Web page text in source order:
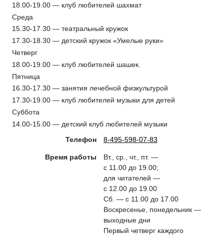
18.00-19.00 — клуб любителей шахмат
Среда
15.30-17.30 — театральный кружок
17.30-18.30 — детский кружок «Умелые руки»
Четверг
18.00-19.00 — клуб любителей шашек.
Пятница
16.30-17.30 — занятия лечебной физкультурой
17.30-19.00 — клуб любителей музыки для детей
Суббота
14.00-15.00 — детский клуб любителей музыки
Телефон
8-495-598-07-83
Время работы
Вт., ср., чт., пт. —
с 11.00 до 19.00;
для читателей —
с 12.00 до 19.00
Сб. — с 11.00 до 17.00
Воскресенье, понедельник —
выходные дни
Первый четверг каждого